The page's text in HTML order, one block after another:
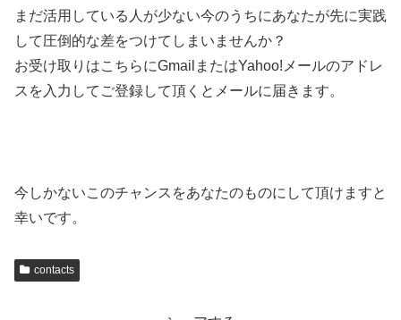
まだ活用している人が少ない今のうちにあなたが先に実践
して圧倒的な差をつけてしまいませんか？
お受け取りはこちらにGmailまたはYahoo!メールのアドレ
スを入力してご登録して頂くとメールに届きます。
今しかないこのチャンスをあなたのものにして頂けますと
幸いです。
contacts